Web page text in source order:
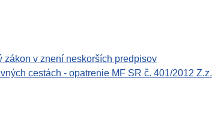
zákon v znení neskorších predpisov
cestách - opatrenie MF SR č. 401/2012 Z.z.